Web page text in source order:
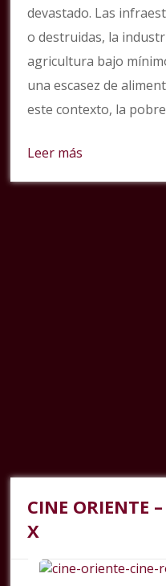
devastado. Las
o destruidas, la
agricultura bajo
una escasez de
este contexto, la
Leer más
CINE ORIENTE
X